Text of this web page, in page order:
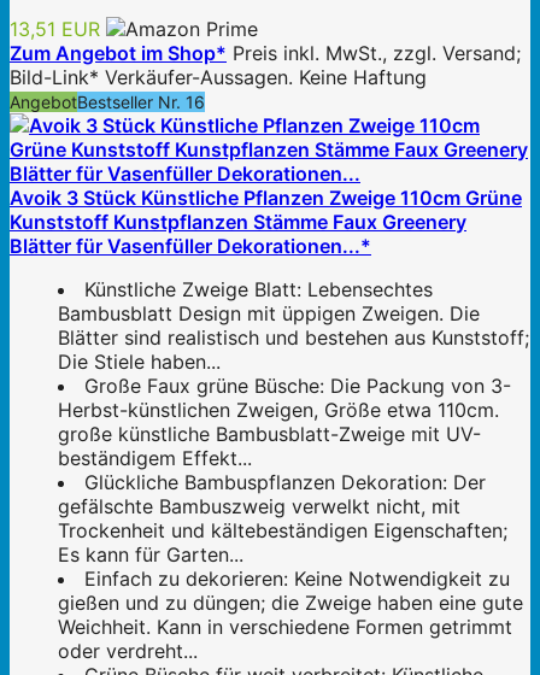
13,51 EUR
Zum Angebot im Shop* Preis inkl. MwSt., zzgl. Versand;
Bild-Link* Verkäufer-Aussagen. Keine Haftung
AngebotBestseller Nr. 16
Avoik 3 Stück Künstliche Pflanzen Zweige 110cm Grüne
Kunststoff Kunstpflanzen Stämme Faux Greenery
Blätter für Vasenfüller Dekorationen...*
Künstliche Zweige Blatt: Lebensechtes
Bambusblatt Design mit üppigen Zweigen. Die
Blätter sind realistisch und bestehen aus Kunststoff;
Die Stiele haben...
Große Faux grüne Büsche: Die Packung von 3-
Herbst-künstlichen Zweigen, Größe etwa 110cm.
große künstliche Bambusblatt-Zweige mit UV-
beständigem Effekt...
Glückliche Bambuspflanzen Dekoration: Der
gefälschte Bambuszweig verwelkt nicht, mit
Trockenheit und kältebeständigen Eigenschaften;
Es kann für Garten...
Einfach zu dekorieren: Keine Notwendigkeit zu
gießen und zu düngen; die Zweige haben eine gute
Weichheit. Kann in verschiedene Formen getrimmt
oder verdreht...